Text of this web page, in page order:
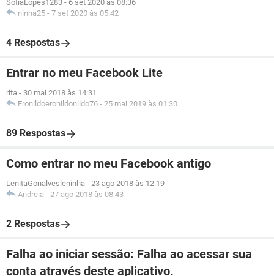
SofiaLopes1283 - 6 set 2020 às 08:36
ninha25 - 7 set 2020 às 05:42
4 Respostas
Entrar no meu Facebook Lite
rita - 30 mai 2018 às 14:31
Eronildoeronildonildo76 - 25 mai 2019 às 01:30
89 Respostas
Como entrar no meu Facebook antigo
LenitaGonalvesleninha - 23 ago 2018 às 12:19
Andreia - 27 ago 2018 às 08:43
2 Respostas
Falha ao iniciar sessão: Falha ao acessar sua
conta através deste aplicativo.